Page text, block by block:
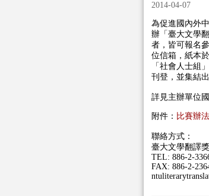
2014-04-07
為促進國內外
辦「臺大文學
者，皆可報名
位信箱，紙本
「社會人士組
刊登，並集結出
詳見主辦單位
附件： 比賽辦
聯絡方式：
臺大文學翻譯獎
TEL: 886-2-
FAX: 886-2-